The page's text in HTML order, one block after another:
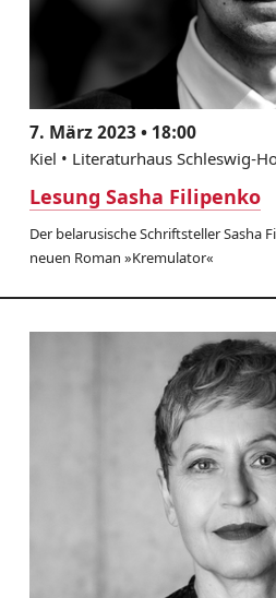
7. März 2023 • 18:00
Kiel • Literaturhaus Schleswig-
Lesung Sasha Filipenko
Der belarusische Schriftsteller Sasha
neuen Roman »Kremulator«